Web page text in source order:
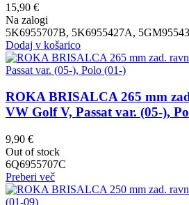
15,90 €
Na zalogi
5K6955707B, 5K6955427A,
Dodaj v košarico
ROKA BRISALCA 265 mm
VW Golf V, Passat var. (05-),
9,90 €
Out of stock
6Q6955707C
Preberi več